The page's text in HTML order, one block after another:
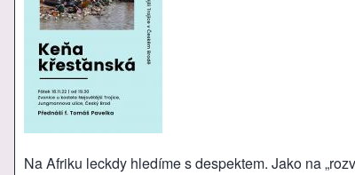
Na Afriku leckdy hledíme s despektem. Jako na